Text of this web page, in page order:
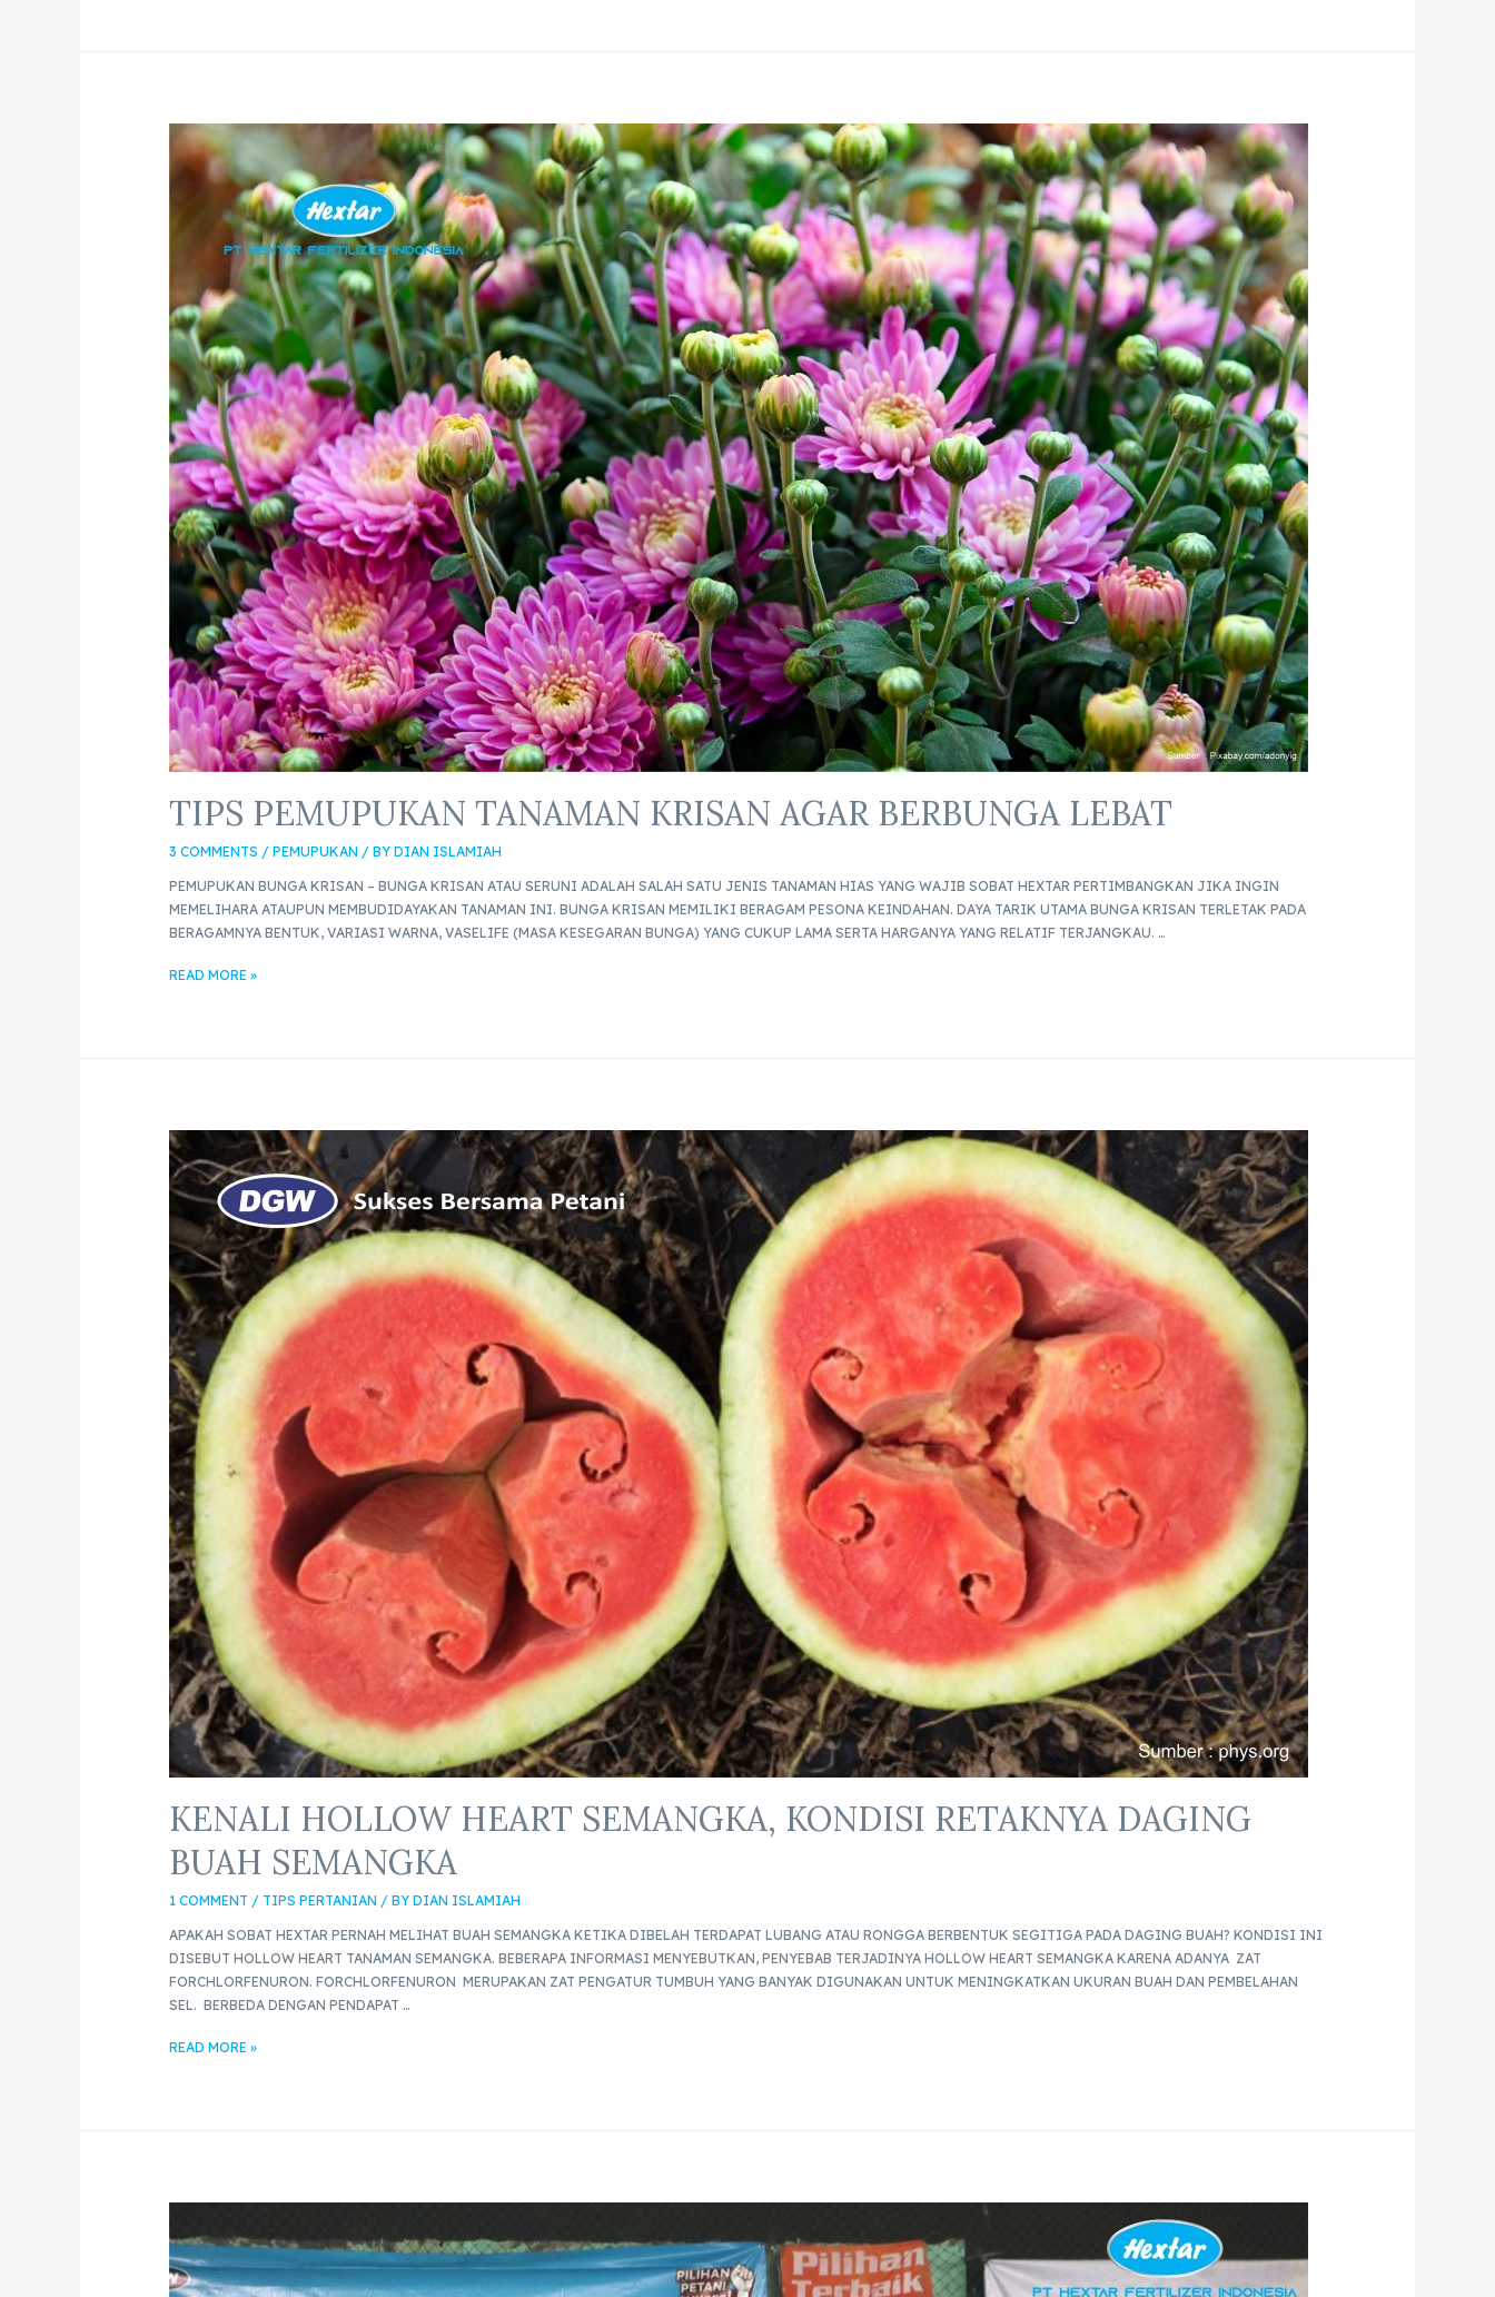
TIPS PEMUPUKAN TANAMAN KRISAN AGAR BERBUNGA LEBAT
3 COMMENTS /PEMUPUKAN / BYDIAN ISLAMIAH
PEMUPUKAN BUNGA KRISAN – BUNGA KRISAN ATAU SERUNI ADALAH SALAH SATU JENIS TANAMAN HIAS YANG WAJIB SOBAT HEXTAR PERTIMBANGKAN JIKA INGIN
MEMELIHARA ATAUPUN MEMBUDIDAYAKAN TANAMAN INI. BUNGA KRISAN MEMILIKI BERAGAM PESONA KEINDAHAN. DAYA TARIK UTAMA BUNGA KRISAN TERLETAK PADA
BERAGAMNYA BENTUK, VARIASI WARNA, VASELIFE (MASA KESEGARAN BUNGA) YANG CUKUP LAMA SERTA HARGANYA YANG RELATIF TERJANGKAU. …
READ MORE »
KENALI HOLLOW HEART SEMANGKA, KONDISI RETAKNYA DAGING
BUAH SEMANGKA
1 COMMENT / TIPS PERTANIAN / BYDIAN ISLAMIAH
APAKAH SOBAT HEXTAR PERNAH MELIHAT BUAH SEMANGKA KETIKA DIBELAH TERDAPAT LUBANG ATAU RONGGA BERBENTUK SEGITIGA PADA DAGING BUAH? KONDISI INI
DISEBUT HOLLOW HEART TANAMAN SEMANGKA. BEBERAPA INFORMASI MENYEBUTKAN, PENYEBAB TERJADINYA HOLLOW HEART SEMANGKA KARENA ADANYA ZAT
FORCHLORFENURON. FORCHLORFENURON MERUPAKAN ZAT PENGATUR TUMBUH YANG BANYAK DIGUNAKAN UNTUK MENINGKATKAN UKURAN BUAH DAN PEMBELAHAN
SEL. BERBEDA DENGAN PENDAPAT …
READ MORE »